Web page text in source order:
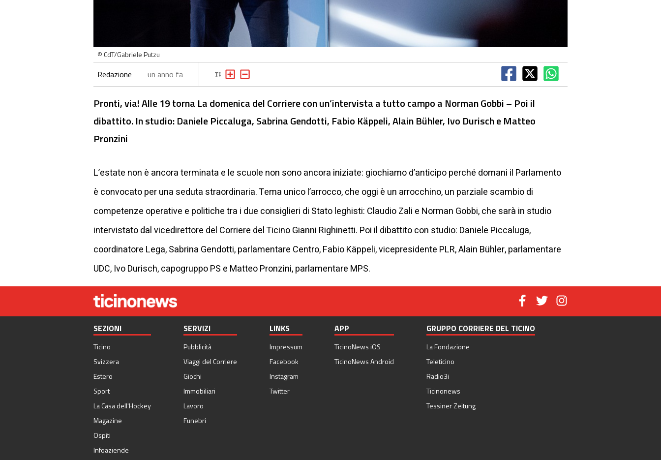
© CdT/Gabriele Putzu
Redazione un anno fa
Pronti, via! Alle 19 torna La domenica del Corriere con un’intervista a tutto campo a Norman Gobbi – Poi il
dibattito. In studio: Daniele Piccaluga, Sabrina Gendotti, Fabio Käppeli, Alain Bühler, Ivo Durisch e Matteo
Pronzini
L’estate non è ancora terminata e le scuole non sono ancora iniziate: giochiamo d’anticipo perché domani il Parlamento
è convocato per una seduta straordinaria. Tema unico l’arrocco, che oggi è un arrocchino, un parziale scambio di
competenze operative e politiche tra i due consiglieri di Stato leghisti: Claudio Zali e Norman Gobbi, che sarà in studio
intervistato dal vicedirettore del Corriere del Ticino Gianni Righinetti. Poi il dibattito con studio: Daniele Piccaluga,
coordinatore Lega, Sabrina Gendotti, parlamentare Centro, Fabio Käppeli, vicepresidente PLR, Alain Bühler, parlamentare
UDC, Ivo Durisch, capogruppo PS e Matteo Pronzini, parlamentare MPS.
SEZIONI
Ticino
Svizzera
Estero
Sport
La Casa dell'Hockey
Magazine
Ospiti
Infoaziende
SERVIZI
Pubblicità
Viaggi del Corriere
Giochi
Immobiliari
Lavoro
Funebri
LINKS
Impressum
Facebook
Instagram
Twitter
APP
TicinoNews iOS
TicinoNews Android
GRUPPO CORRIERE DEL TICINO
La Fondazione
Teleticino
Radio3i
Ticinonews
Tessiner Zeitung